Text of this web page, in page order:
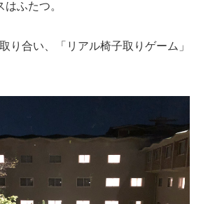
ふたつ。
り合い、「リアル椅子取りゲーム」